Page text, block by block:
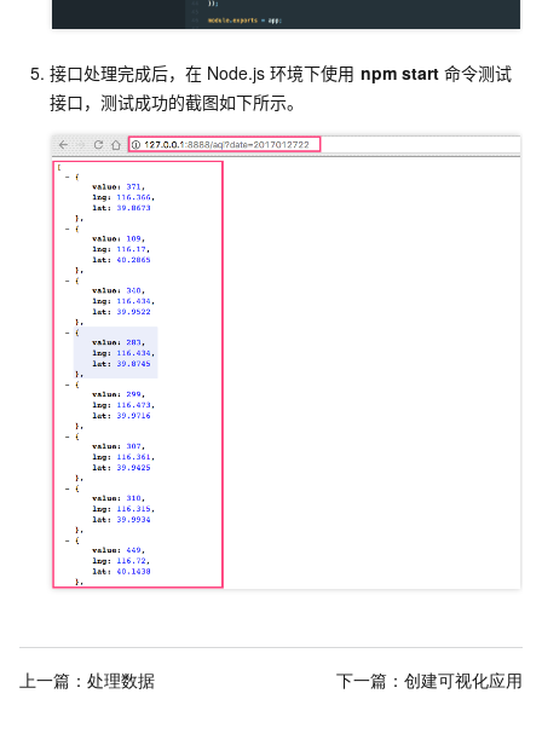
接口处理完成后，在 Node.js 环境下使用 npm start 命令测试
接口，测试成功的截图如下所示。
上一篇： 处理数据 下一篇： 创建可视化应用